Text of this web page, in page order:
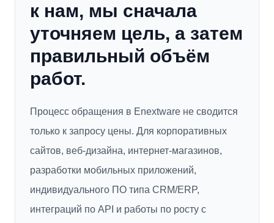
к нам, мы сначала
уточняем цель, а затем
правильный объём
работ.
Процесс обращения в Enextware не сводится
только к запросу цены. Для корпоративных
сайтов, веб-дизайна, интернет-магазинов,
разработки мобильных приложений,
индивидуального ПО типа CRM/ERP,
интеграций по API и работы по росту с